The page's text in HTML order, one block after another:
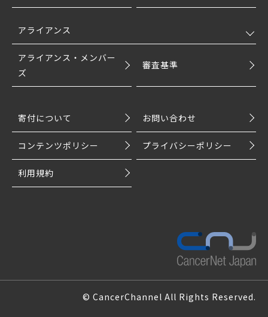
アライアンス
アライアンス・メンバー
ズ
審査基準
寄付について お問い合わせ
コンテンツポリシー プライバシーポリシー
利用規約
© CancerChannel All Rights Reserved.